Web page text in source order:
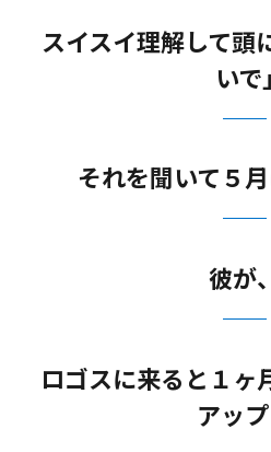
スイスイ理解して頭
いで｣
それを聞いて５
彼が、
ロゴスに来ると１ヶ
アップ